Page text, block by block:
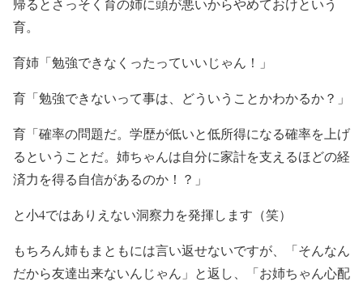
帰るとさっそく育の姉に頭が悪いからやめておけという
育。
育姉「勉強できなくったっていいじゃん！」
育「勉強できないって事は、どういうことかわかるか？」
育「確率の問題だ。学歴が低いと低所得になる確率を上げ
るということだ。姉ちゃんは自分に家計を支えるほどの経
済力を得る自信があるのか！？」
と小4ではありえない洞察力を発揮します（笑）
もちろん姉もまともには言い返せないですが、「そんなん
だから友達出来ないんじゃん」と返し、「お姉ちゃん心配